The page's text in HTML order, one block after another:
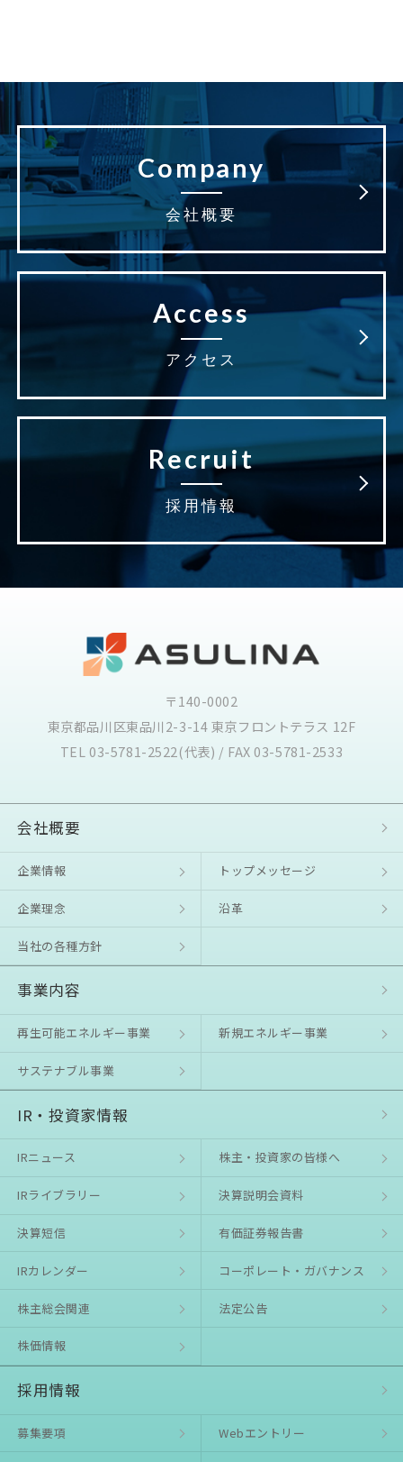
Company
会社概要
Access
アクセス
Recruit
採用情報
〒140-0002
東京都品川区東品川2-3-14 東京フロントテラス 12F
TEL 03-5781-2522(代表) / FAX 03-5781-2533
会社概要
企業情報 トップメッセージ
企業理念 沿⾰
当社の各種方針
事業内容
再生可能エネルギー事業 新規エネルギー事業
サステナブル事業
IR・投資家情報
IRニュース 株主・投資家の皆様へ
IRライブラリー 決算説明会資料
決算短信 有価証券報告書
IRカレンダー コーポレート・ガバナンス
株主総会関連 法定公告
株価情報
採用情報
募集要項 Webエントリー